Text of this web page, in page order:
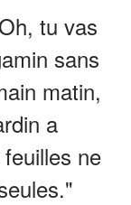
tu vas
sans
matin,
a
ne